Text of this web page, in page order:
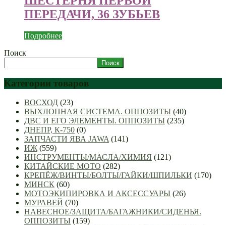
ПЕРЕДАЧИ, 36 ЗУБЬЕВ
Подробнее
Поиск
Поиск
Категории товаров
ВОСХОД (23)
ВЫХЛОПНАЯ СИСТЕМА. ОППОЗИТЫ (40)
ДВС И ЕГО ЭЛЕМЕНТЫ. ОППОЗИТЫ (235)
ДНЕПР, К-750 (0)
ЗАПЧАСТИ ЯВА JAWA (141)
ИЖ (559)
ИНСТРУМЕНТЫ/МАСЛА/ХИМИЯ (121)
КИТАЙСКИЕ МОТО (282)
КРЕПЁЖ/ВИНТЫ/БОЛТЫ/ГАЙКИ/ШПИЛЬКИ (170)
МИНСК (60)
МОТОЭКИПИРОВКА И АКСЕССУАРЫ (26)
МУРАВЕЙ (70)
НАВЕСНОЕ/ЗАЩИТА/БАГАЖНИКИ/СИДЕНЬЯ.
ОППОЗИТЫ (159)